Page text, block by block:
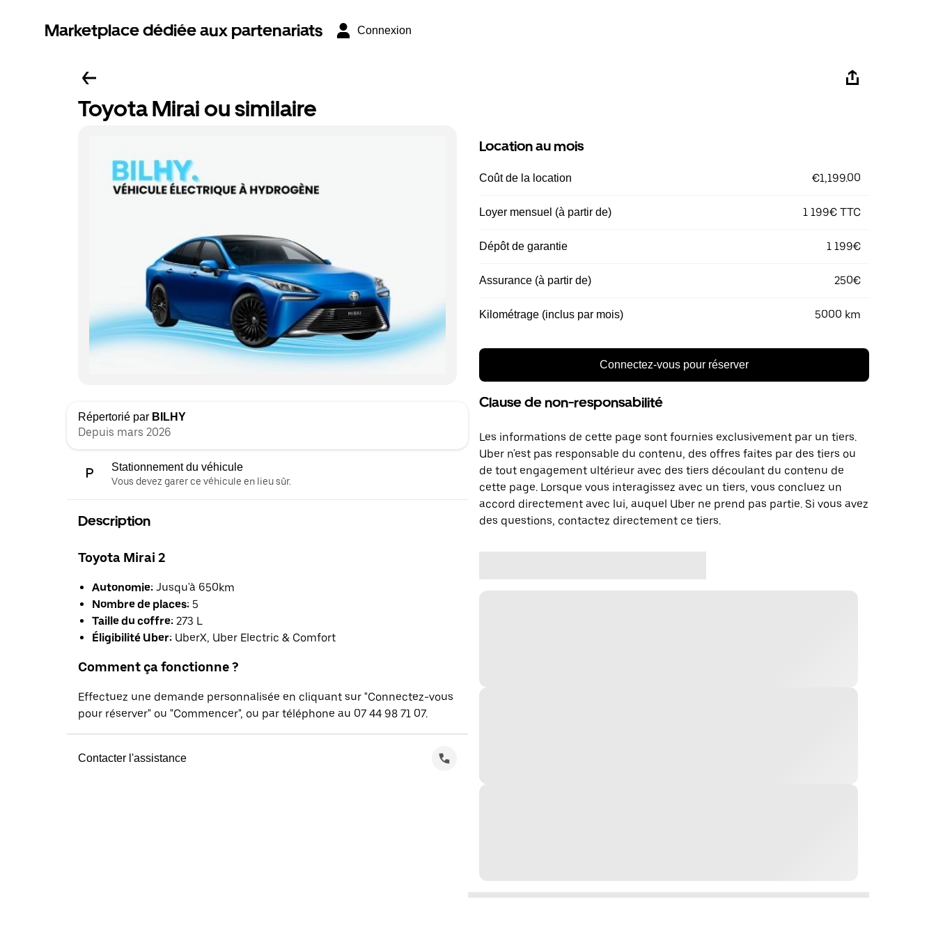
Marketplace dédiée aux partenariats Connexion
Toyota Mirai ou similaire
Répertorié par BILHY
Depuis mars 2026
Stationnement du véhicule
Vous devez garer ce véhicule en lieu sûr.
Description
Toyota Mirai 2
Autonomie: Jusqu'à 650km
Nombre de places: 5
Taille du coffre: 273 L
Éligibilité Uber: UberX, Uber Electric & Comfort
Comment ça fonctionne ?
Effectuez une demande personnalisée en cliquant sur "Connectez-vous
pour réserver" ou "Commencer", ou par téléphone au 07 44 98 71 07.
Contacter l'assistance
Location au mois
Coût de la location €1,199.00
Loyer mensuel (à partir de) 1 199€ TTC
Dépôt de garantie 1 199€
Assurance (à partir de) 250€
Kilométrage (inclus par mois) 5000 km
Connectez-vous pour réserver
Clause de non-responsabilité
Les informations de cette page sont fournies exclusivement par un tiers.
Uber n'est pas responsable du contenu, des offres faites par des tiers ou
de tout engagement ultérieur avec des tiers découlant du contenu de
cette page. Lorsque vous interagissez avec un tiers, vous concluez un
accord directement avec lui, auquel Uber ne prend pas partie. Si vous avez
des questions, contactez directement ce tiers.